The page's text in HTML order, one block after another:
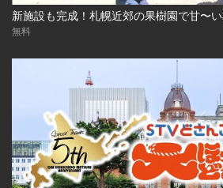
新施設も完成！札幌近郊の果樹園で甘〜
無料